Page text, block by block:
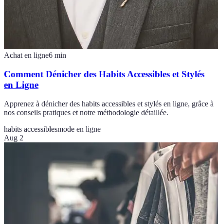
Achat en ligne6 min
Comment Dénicher des Habits Accessibles et Stylés
en Ligne
Apprenez à dénicher des habits accessibles et stylés en ligne, grâce à
nos conseils pratiques et notre méthodologie détaillée.
habits accessiblesmode en ligne
Aug 2